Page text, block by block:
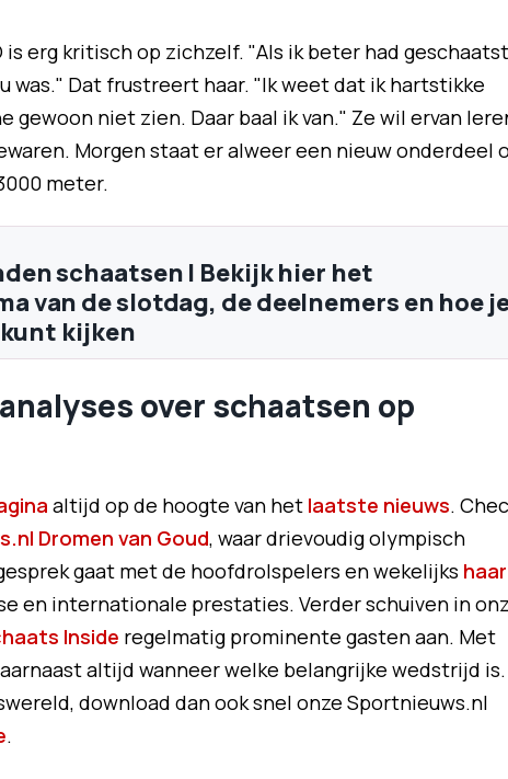
is erg kritisch op zichzelf. "Als ik beter had geschaatst
was." Dat frustreert haar. "Ik weet dat ik hartstikke
gewoon niet zien. Daar baal ik van." Ze wil ervan
Morgen staat er alweer een nieuw onderdeel
meter.
schaatsen | Bekijk hier het
van de slotdag, de deelnemers en hoe
kijken
over schaatsen op
altijd op de hoogte van hetlaatste nieuws.
Dromen van Goud, waar drievoudig olympisch
gaat met de hoofdrolspelers en wekelijks haar
en internationale prestaties. Verder schuiven in
Inside regelmatig prominente gasten aan. Met
altijd wanneer welke belangrijke wedstrijd is.
download dan ook snel onze Sportnieuws.nl
.